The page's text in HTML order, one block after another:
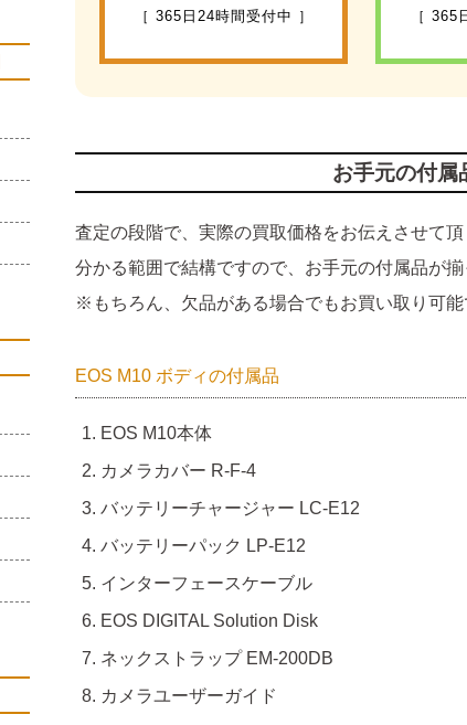
［ 365日24時間受付中 ］ ［ 365
お手元の付属
査定の段階で、実際の買取価格をお伝えさせて
分かる範囲で結構ですので、お手元の付属品が
※もちろん、欠品がある場合でもお買い取り可能
EOS M10 ボディの付属品
EOS M10本体
カメラカバー R-F-4
バッテリーチャージャー LC-E12
バッテリーパック LP-E12
インターフェースケーブル
EOS DIGITAL Solution Disk
ネックストラップ EM-200DB
カメラユーザーガイド